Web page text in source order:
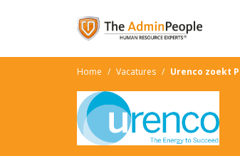
Home / Vacatures / Urenco zoekt